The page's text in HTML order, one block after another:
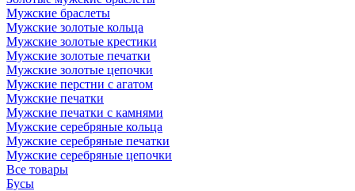
Мужские браслеты
Мужские золотые кольца
Мужские золотые крестики
Мужские золотые печатки
Мужские золотые цепочки
Мужские перстни с агатом
Мужские печатки
Мужские печатки с камнями
Мужские серебряные кольца
Мужские серебряные печатки
Мужские серебряные цепочки
Все товары
Бусы